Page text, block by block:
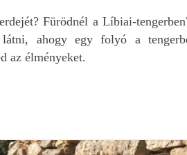
Fürödnél a Líbiai-
látni, ahogy egy folyó a
az élményeket.